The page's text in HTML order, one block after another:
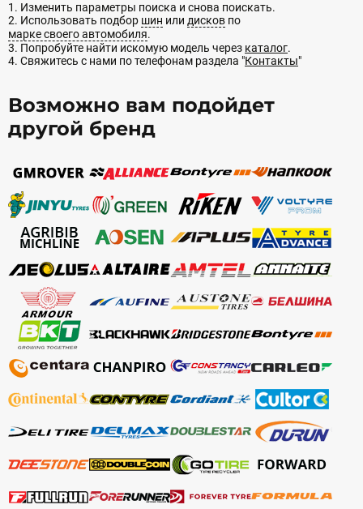
1. Изменить параметры поиска и снова поискать.
2. Использовать подбор шин или дисков по
марке своего автомобиля.
3. Попробуйте найти искомую модель через каталог.
4. Свяжитесь с нами по телефонам раздела "Контакты"
Возможно вам подойдет
другой бренд